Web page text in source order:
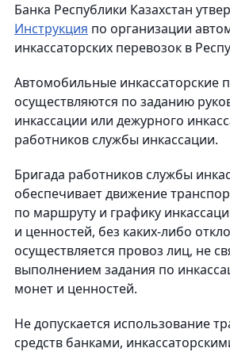
Банка Республики Казахстан
Инструкция по организации
инкассаторских перевозок в
Автомобильные инкассаторские
осуществляются по заданию
инкассации или дежурного
работников службы инкассации.
Бригада работников службы
обеспечивает движение
по маршруту и графику
и ценностей, без каких-либо
осуществляется провоз лиц, не
выполнением задания по
монет и ценностей.
Не допускается использование
средств банками,